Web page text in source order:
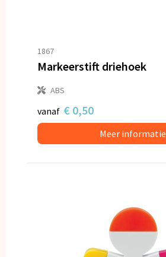
1867
Markeerstift driehoek
ABS
vanaf € 0,50
Meer informatie